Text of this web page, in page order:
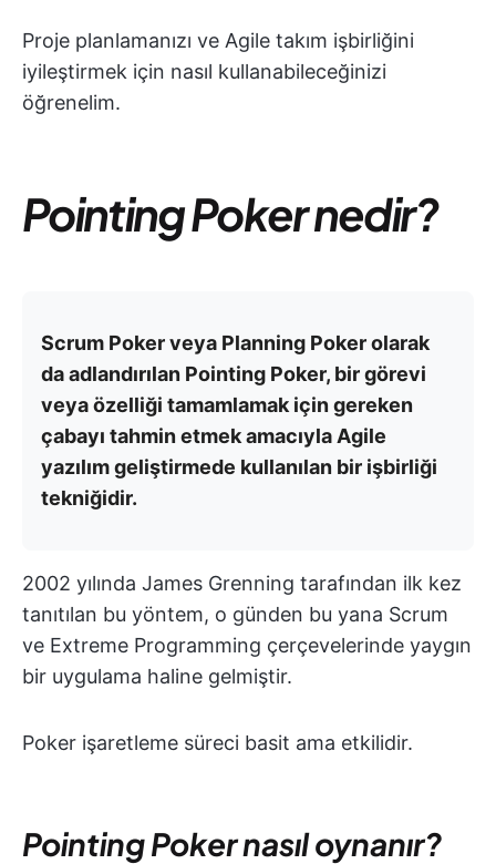
Proje planlamanızı ve Agile takım işbirliğini
iyileştirmek için nasıl kullanabileceğinizi
öğrenelim.
Pointing Poker nedir?
Scrum Poker veya Planning Poker olarak
da adlandırılan Pointing Poker, bir görevi
veya özelliği tamamlamak için gereken
çabayı tahmin etmek amacıyla Agile
yazılım geliştirmede kullanılan bir işbirliği
tekniğidir.
2002 yılında James Grenning tarafından ilk kez
tanıtılan bu yöntem, o günden bu yana Scrum
ve Extreme Programming çerçevelerinde yaygın
bir uygulama haline gelmiştir.
Poker işaretleme süreci basit ama etkilidir.
Pointing Poker nasıl oynanır?